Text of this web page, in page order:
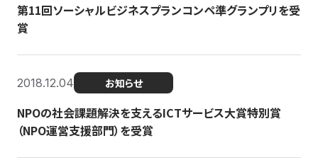
第11回ソーシャルビジネスプランコンペ準グランプリを受
賞
2018.12.04 お知らせ
NPOの社会課題解決を支えるICTサービス大賞特別賞
（NPO運営支援部門）を受賞